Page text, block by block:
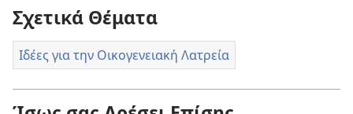
Σχετικά Θέματα
Ιδέες για την Οικογενειακή Λατρεία